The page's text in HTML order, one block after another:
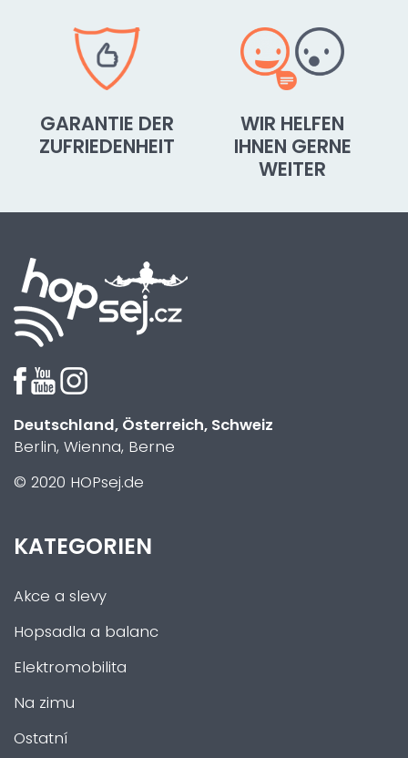
GARANTIE DER
ZUFRIEDENHEIT
WIR HELFEN
IHNEN GERNE
WEITER
Deutschland, Österreich, Schweiz
Berlin, Wienna, Berne
© 2020 HOPsej.de
KATEGORIEN
Akce a slevy
Hopsadla a balanc
Elektromobilita
Na zimu
Ostatní